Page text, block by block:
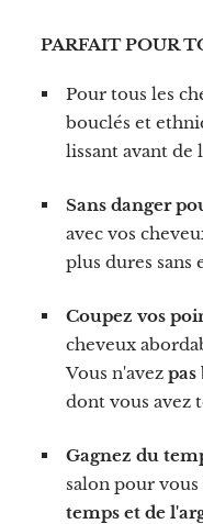
PARFAIT POUR
Pour tous les
bouclés et
lissant avant de
Sans danger
avec vos
plus dures sans
Coupez vos
cheveux
Vous n'avezpas
dont vous avez
Gagnez du
salon pour
temps et de